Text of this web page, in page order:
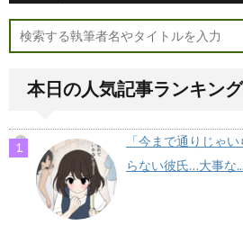
本日の人気記事ランキング
「今まで通りじゃ
らない彼氏…大事な...